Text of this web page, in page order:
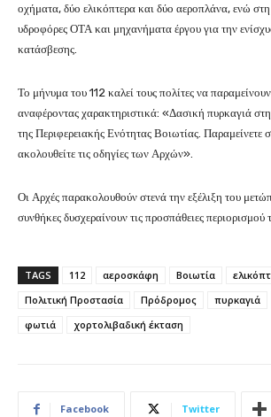
οχήματα, δύο ελικόπτερα και δύο αεροπλάνα, ενώ
υδροφόρες ΟΤΑ και μηχανήματα έργου για την
κατάσβεσης.
Το μήνυμα του 112 καλεί τους πολίτες να
αναφέροντας χαρακτηριστικά: «Δασική πυρκαγιά
της Περιφερειακής Ενότητας Βοιωτίας. Παραμείνετε
ακολουθείτε τις οδηγίες των Αρχών».
Οι Αρχές παρακολουθούν στενά την εξέλιξη του
συνθήκες δυσχεραίνουν τις προσπάθειες περιορισμού
TAGS 112 αεροσκάφη Βοιωτία
Πολιτική Προστασία
Πρόδρομος πυρκαγιά
φωτιά
χορτολιβαδική έκταση
Facebook Twitter